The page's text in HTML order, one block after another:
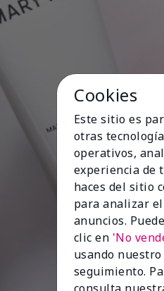
Cookies
Este sitio es
otras
operativos,
experiencia de
haces del sitio
para analizar
anuncios.
clic en 'No
usando
seguimiento.